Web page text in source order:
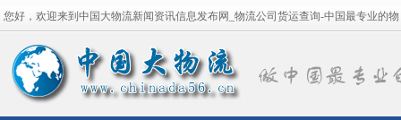
您好，欢迎来到中国大物流新闻资讯信息发布网_物流公司货运查询-中国最专业的物
流平台！